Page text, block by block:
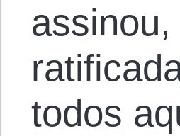
todos